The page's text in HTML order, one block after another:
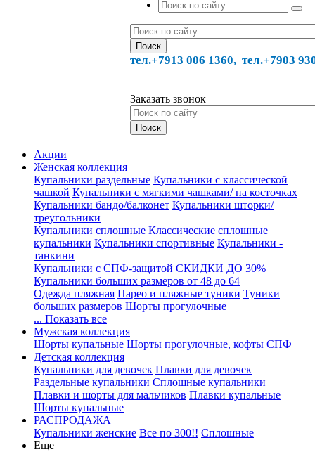
тел.+7913 006 1360, тел.+7903
Заказать звонок
Акции
Женская коллекция
Купальники раздельные Купальники с классической
чашкой Купальники с мягкими чашками/ на косточках
Купальники бандо/балконет Купальники шторки/
треугольники
Купальники сплошные Классические сплошные
купальники Купальники спортивные Купальники -
танкини
Купальники с СПФ-защитой СКИДКИ ДО 30%
Купальники больших размеров от 48 до 64
Одежда пляжная Парео и пляжные туники Туники
больших размеров Шорты прогулочные
... Показать все
Мужская коллекция
Шорты купальные Шорты прогулочные, кофты СПФ
Детская коллекция
Купальники для девочек Плавки для девочек
Раздельные купальники Сплошные купальники
Плавки и шорты для мальчиков Плавки купальные
Шорты купальные
РАСПРОДАЖА
Купальники женские Все по 300!! Сплошные
Еще